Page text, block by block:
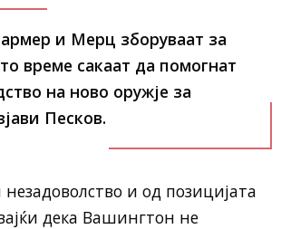
и Мерц зборуваат за
време сакаат да помогнат
на ново оружје за
Песков.
и од позицијата
дека Вашингтон не